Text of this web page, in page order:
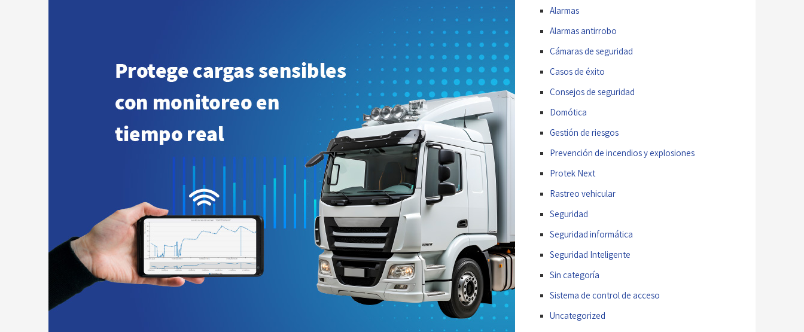
Alarmas
Alarmas antirrobo
Cámaras de seguridad
Casos de éxito
Consejos de seguridad
Domótica
Gestión de riesgos
Prevención de incendios y explosiones
Protek Next
Rastreo vehicular
Seguridad
Seguridad informática
Seguridad Inteligente
Sin categoría
Sistema de control de acceso
Uncategorized